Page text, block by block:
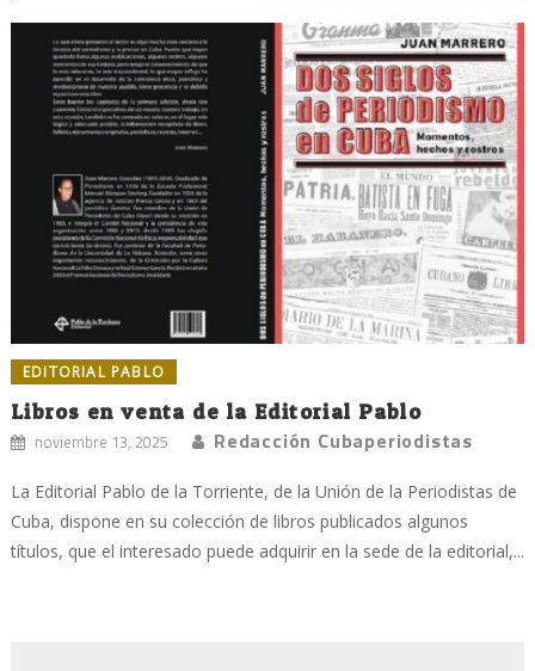
EDITORIAL PABLO
Libros en venta de la Editorial Pablo
noviembre 13, 2025 Redacción Cubaperiodistas
La Editorial Pablo de la Torriente, de la Unión de la Periodistas de
Cuba, dispone en su colección de libros publicados algunos
títulos, que el interesado puede adquirir en la sede de la editorial,...